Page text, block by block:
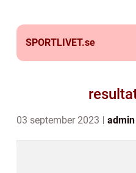
SPORTLIVET.se
03 september 2023 admin